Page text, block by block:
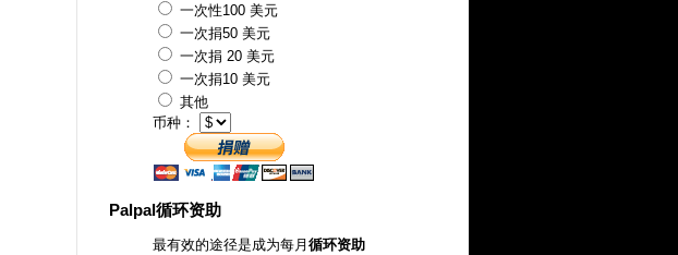
一次性100 美元
一次捐50 美元
一次捐 20 美元
一次捐10 美元
其他
币种：
Palpal循环资助
最有效的途径是成为每月 循环资助